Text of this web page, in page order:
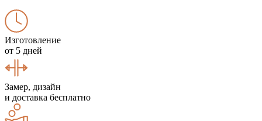
Изготовление
от 5 дней
Замер, дизайн
и доставка бесплатно